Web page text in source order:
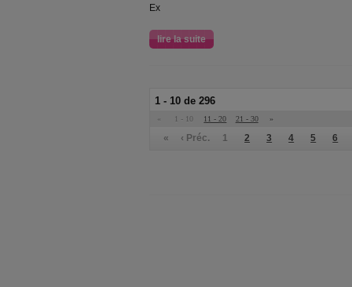
Ex
lire la suite
1 - 10 de 296
« 1 - 10 11 - 20 21 - 30 »
« ‹ Préc. 1 2 3 4 5 6